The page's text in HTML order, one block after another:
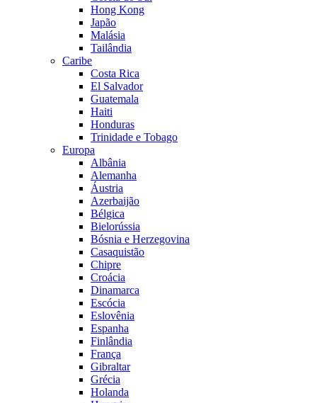
Hong Kong
Japão
Malásia
Tailândia
Caribe
Costa Rica
El Salvador
Guatemala
Haiti
Honduras
Trinidade e Tobago
Europa
Albânia
Alemanha
Áustria
Azerbaijão
Bélgica
Bielorússia
Bósnia e Herzegovina
Casaquistão
Chipre
Croácia
Dinamarca
Escócia
Eslovênia
Espanha
Finlândia
França
Gibraltar
Grécia
Holanda